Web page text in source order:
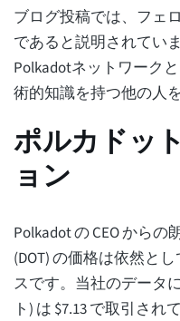
ブログ投稿では、フェ
であると説明されてい
Polkadotネットワーク
術的知識を持つ他の人
ポルカドッ
ョン
Polkadot の CEO から
(DOT) の価格は依然と
スです。当社のデータ
ト) は $7.13 で取引され